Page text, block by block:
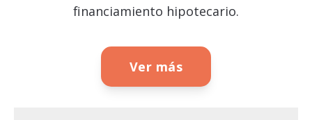
financiamiento hipotecario.
Ver más